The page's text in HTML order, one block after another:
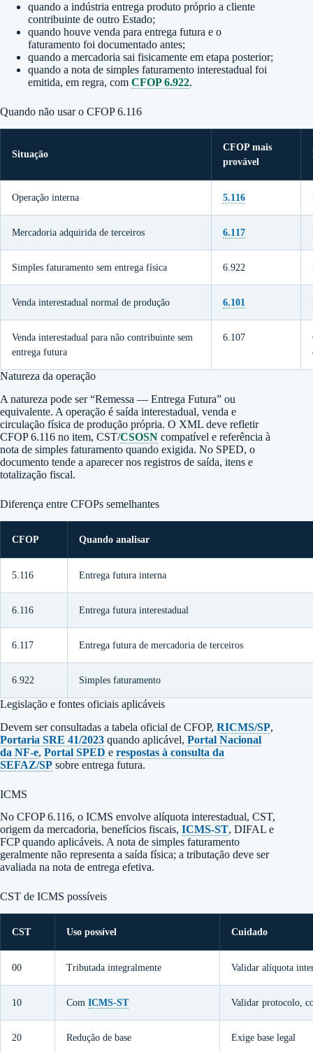
quando a indústria entrega produto próprio a cliente
contribuinte de outro Estado;
quando houve venda para entrega futura e o
faturamento foi documentado antes;
quando a mercadoria sai fisicamente em etapa posterior;
quando a nota de simples faturamento interestadual foi
emitida, em regra, com CFOP 6.922.
Quando não usar o CFOP 6.116
Situação
CFOP mais
provável
Operação interna 5.116
Mercadoria adquirida de terceiros 6.117
Simples faturamento sem entrega física 6.922
Venda interestadual normal de produção 6.101
Venda interestadual para não contribuinte sem
entrega futura
6.107
Natureza da operação
A natureza pode ser “Remessa — Entrega Futura” ou
equivalente. A operação é saída interestadual, venda e
circulação física de produção própria. O XML deve refletir
CFOP 6.116 no item, CST/CSOSN compatível e referência à
nota de simples faturamento quando exigida. No SPED, o
documento tende a aparecer nos registros de saída, itens e
totalização fiscal.
Diferença entre CFOPs semelhantes
CFOP Quando analisar
5.116 Entrega futura interna
6.116 Entrega futura interestadual
6.117 Entrega futura de mercadoria de terceiros
6.922 Simples faturamento
Legislação e fontes oficiais aplicáveis
Devem ser consultadas a tabela oficial de CFOP, RICMS/SP,
Portaria SRE 41/2023 quando aplicável, Portal Nacional
da NF-e, Portal SPED e respostas à consulta da
SEFAZ/SP sobre entrega futura.
ICMS
No CFOP 6.116, o ICMS envolve alíquota interestadual, CST,
origem da mercadoria, benefícios fiscais, ICMS-ST, DIFAL e
FCP quando aplicáveis. A nota de simples faturamento
geralmente não representa a saída física; a tributação deve ser
avaliada na nota de entrega efetiva.
CST de ICMS possíveis
CST Uso possível Cuidado
00 Tributada integralmente Validar alíquota
10 Com ICMS-ST Validar protocolo,
20 Redução de base Exige base legal